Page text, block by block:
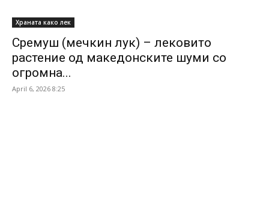
Храната како лек
Сремуш (мечкин лук) – лековито
растение од македонските шуми со
огромна...
April 6, 2026 8:25